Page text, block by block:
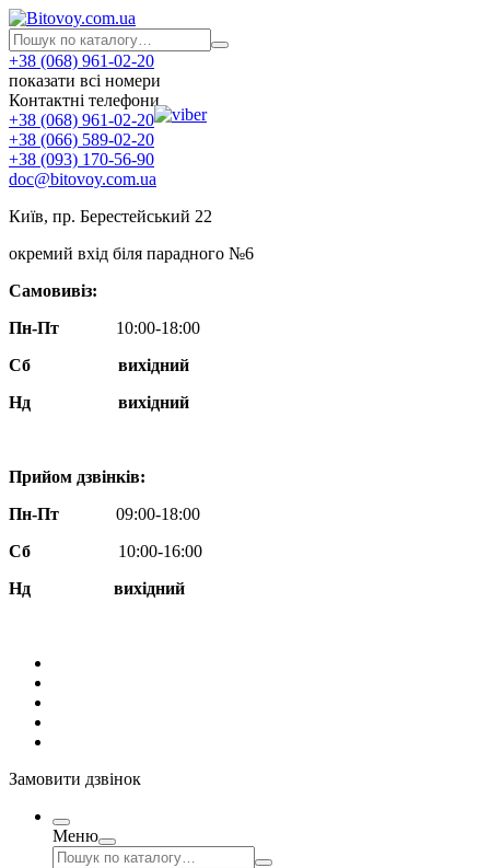
+38 (068) 961-02-20
показати всі номери
Контактні телефони
+38 (068) 961-02-20
+38 (066) 589-02-20
+38 (093) 170-56-90
doc@bitovoy.com.ua
Київ, пр. Берестейський 22
окремий вхід біля парадного №6
Самовивіз:
Пн-Пт
10:00-18:00
Сб
вихідний
Нд
вихідний
Прийом дзвінків:
Пн-Пт
09:00-18:00
Сб
10:00-16:00
Нд вихідний
Замовити дзвінок
Меню